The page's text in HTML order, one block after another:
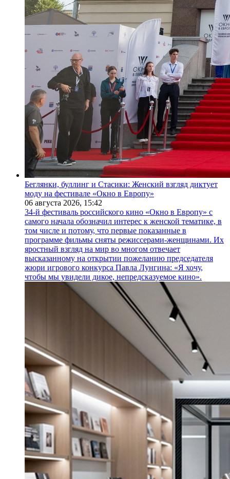
Беглянки, буллинг и Стасики: Женский взгляд диктует
моду на фестивале «Окно в Европу»
06 августа 2026, 15:42
34-й фестиваль российского кино «Окно в Европу» с
самого начала обозначил интерес к женской тематике, в
том числе и потому, что первые показанные в
программе фильмы сняты режиссерами-женщинами. Их
яростный взгляд на мир во многом отвечает
высказанному на открытии пожеланию председателя
жюри игрового конкурса Павла Лунгина: «Я хочу,
чтобы мы увидели дикое, непредсказуемое кино».